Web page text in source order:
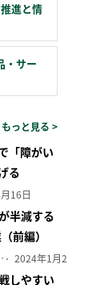
進と情
・サー
もっと見る >
「障がい
る
16日
半減する
前編）
集長） 2024年1月29日
しやすい